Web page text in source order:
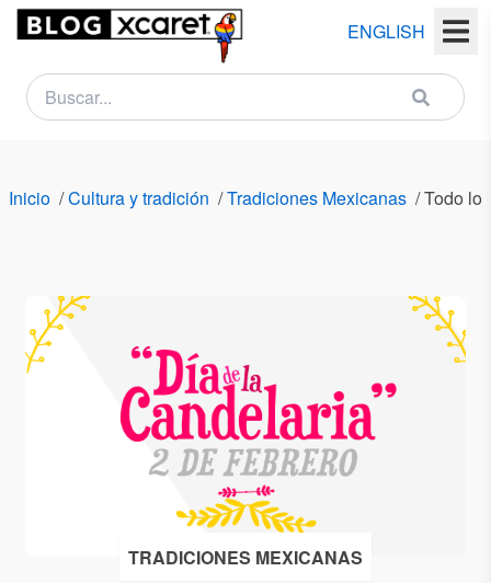
ENGLISH
Inicio /Cultura y tradición /Tradiciones Mexicanas /Todo lo
TRADICIONES MEXICANAS
NEWSLETTER
Nombre